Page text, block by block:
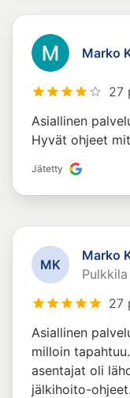
Marko
27
Asiallinen
Hyvät ohjeet
Jätetty
MK
Marko
Pulkkila
27
Asiallinen
milloin
asentajat oli
jälkihoito-